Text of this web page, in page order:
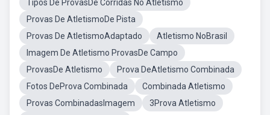
Tipos De ProvasDe Corridas No Atletismo
Provas De AtletismoDe Pista
Provas De AtletismoAdaptado
Atletismo NoBrasil
Imagem De Atletismo ProvasDe Campo
ProvasDe Atletismo
Prova DeAtletismo Combinada
Fotos DeProva Combinada
Combinada Atletismo
Provas CombinadasImagem
3Prova Atletismo